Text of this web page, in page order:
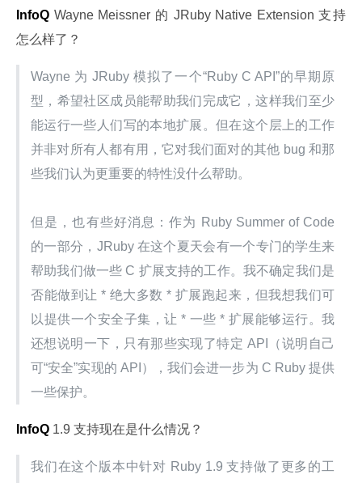
InfoQ Wayne Meissner 的 JRuby Native Extension 支持
怎么样了？
Wayne 为 JRuby 模拟了一个“Ruby C API”的早期原
型，希望社区成员能帮助我们完成它，这样我们至少
能运行一些人们写的本地扩展。但在这个层上的工作
并非对所有人都有用，它对我们面对的其他 bug 和那
些我们认为更重要的特性没什么帮助。
但是，也有些好消息：作为 Ruby Summer of Code
的一部分，JRuby 在这个夏天会有一个专门的学生来
帮助我们做一些 C 扩展支持的工作。我不确定我们是
否能做到让 * 绝大多数 * 扩展跑起来，但我想我们可
以提供一个安全子集，让 * 一些 * 扩展能够运行。我
还想说明一下，只有那些实现了特定 API（说明自己
可“安全”实现的 API），我们会进一步为 C Ruby 提供
一些保护。
InfoQ 1.9 支持现在是什么情况？
我们在这个版本中针对 Ruby 1.9 支持做了更多的工